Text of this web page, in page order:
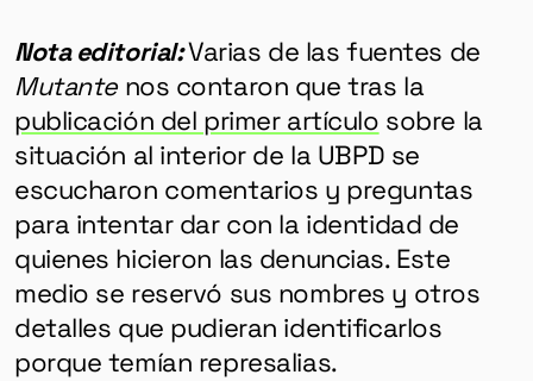
Nota editorial:Varias de las fuentes de
Mutantenos contaron que tras la
publicación del primer artículo sobre la
situación al interior de la UBPD se
escucharon comentarios y preguntas
para intentar dar con la identidad de
quienes hicieron las denuncias. Este
medio se reservó sus nombres y otros
detalles que pudieran identificarlos
porque temían represalias.